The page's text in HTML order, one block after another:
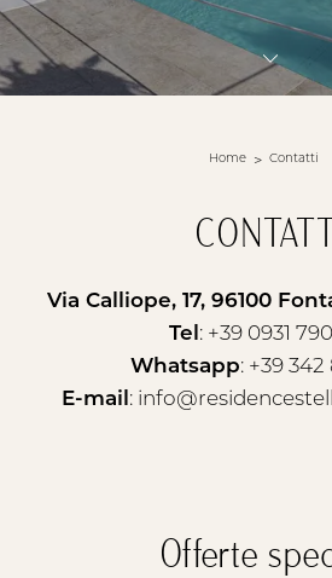
Home Contatti
Via Calliope, 17, 96100
Tel: +39 0931
Whatsapp: +39 342
E-mail:
Offerte